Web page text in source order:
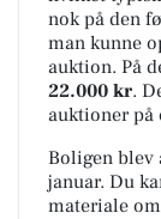
nok på den
man kunne
auktion. På
22.000 kr.
auktioner på
Boligen blev
januar. Du
materiale